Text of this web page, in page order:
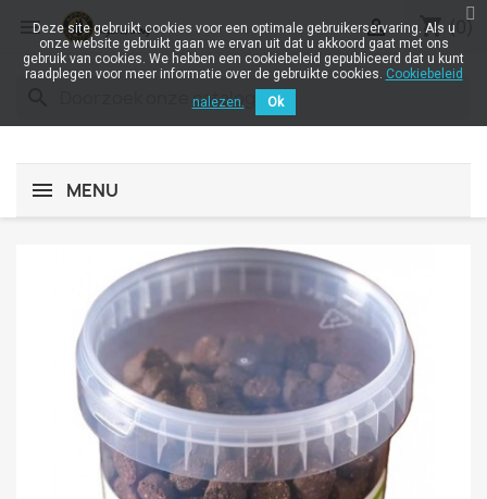
 shopping_cart (0)

MENU
Deze site gebruikt cookies voor een optimale gebruikerservaring. Als u
onze website gebruikt gaan we ervan uit dat u akkoord gaat met ons
gebruik van cookies. We hebben een cookiebeleid gepubliceerd dat u kunt
raadplegen voor meer informatie over de gebruikte cookies. Cookiebeleid
nalezen.
Ok